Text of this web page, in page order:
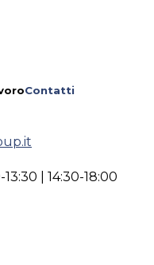
Contatti
| 14:30-18:00